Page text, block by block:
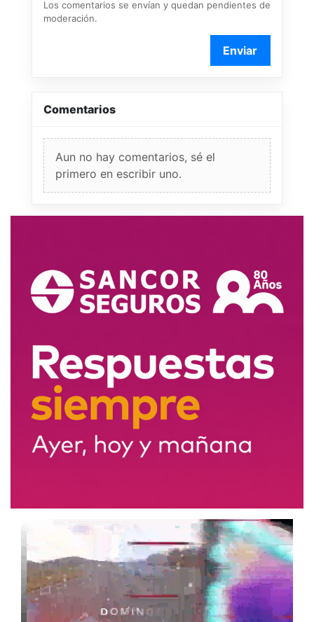
Los comentarios se envían y quedan pendientes de
moderación.
Enviar
Comentarios
Aun no hay comentarios, sé el
primero en escribir uno.